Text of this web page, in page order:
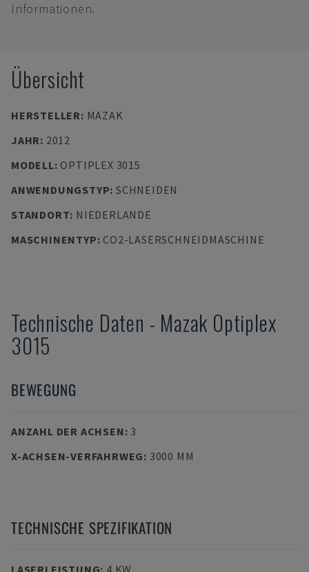
Informationen.
Übersicht
HERSTELLER: MAZAK
JAHR: 2012
MODELL: OPTIPLEX 3015
ANWENDUNGSTYP: SCHNEIDEN
STANDORT: NIEDERLANDE
MASCHINENTYP: CO2-LASERSCHNEIDMASCHINE
Technische Daten - Mazak Optiplex
3015
BEWEGUNG
ANZAHL DER ACHSEN: 3
X-ACHSEN-VERFAHRWEG: 3000 MM
TECHNISCHE SPEZIFIKATION
LASERLEISTUNG: 4 KW